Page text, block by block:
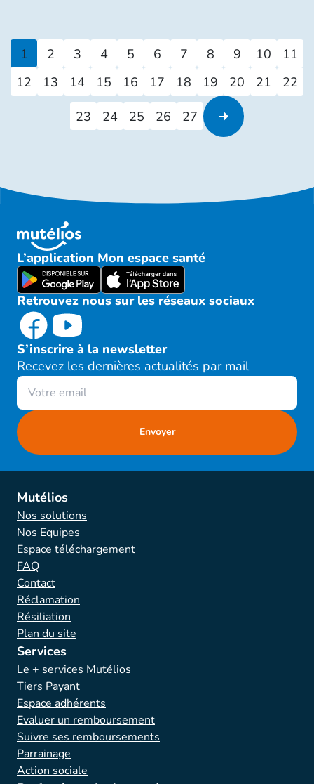
1 2 3 4 5 6 7 8 9 10
11
12
13 14 15 16 17 18 19 20 21 22
23 24 25 26 27
L’application Mon espace santé
Retrouvez nous sur les réseaux sociaux
S’inscrire à la newsletter
Recevez les dernières actualités par mail
Mutélios
Nos solutions
Nos Equipes
Espace téléchargement
FAQ
Contact
Réclamation
Résiliation
Plan du site
Services
Le + services Mutélios
Tiers Payant
Espace adhérents
Evaluer un remboursement
Suivre ses remboursements
Parrainage
Action sociale